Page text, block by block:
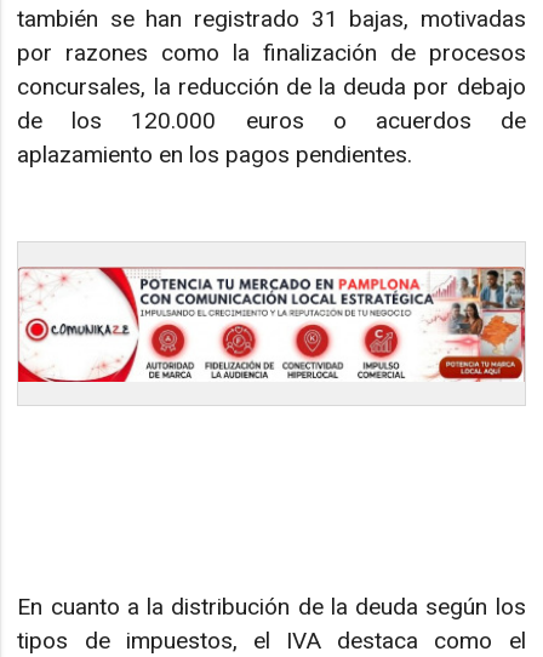
también se han registrado 31 bajas, motivadas
por razones como la finalización de procesos
concursales, la reducción de la deuda por debajo
de los 120.000 euros o acuerdos de
aplazamiento en los pagos pendientes.
En cuanto a la distribución de la deuda según los
tipos de impuestos, el IVA destaca como el